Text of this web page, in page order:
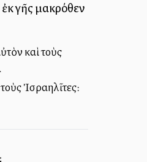
γῆς μακρόθεν
καὶ τοὺς
Ἰσραηλῖτες: